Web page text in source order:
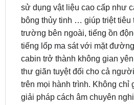
sử dụng vật liệu cao cấp như
bông thủy tinh … giúp triệt tiêu
trường bên ngoài, tiếng ồn
tiếng lốp ma sát với mặt
cabin trở thành không gian
thư giãn tuyệt đối cho cả
trên mọi hành trình. Không chỉ
giải pháp cách âm chuyên